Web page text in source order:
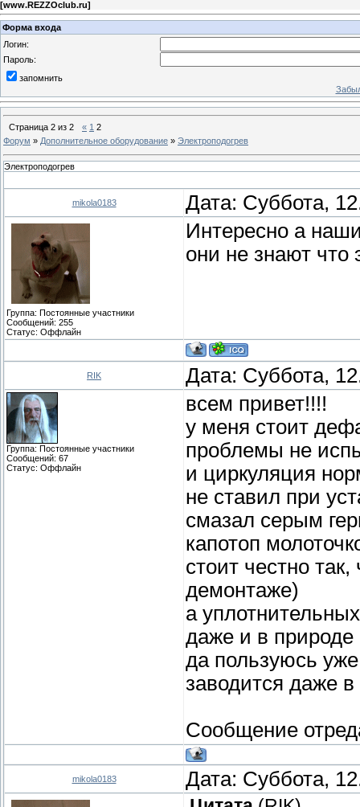
[www.REZZOclub.ru]
Форма входа
Логин:
Пароль:
запомнить
Страница 2 из 2 « 1 2
Форум » Дополнительное оборудование » Электроподогрев
Электроподогрев
mikola0183 Дата: Суббота,
Группа: Постоянные участники
Сообщений: 255
Статус: Оффлайн
Интересно а
они не знают что
RIK Дата: Суббота,
Группа: Постоянные участники
Сообщений: 67
Статус: Оффлайн
всем привет!!!!
у меня стоит
проблемы не
и циркуляция
не ставил при
смазал серым
капотоп
стоит честно
демонтаже)
а
даже и в природе
да пользуюсь
заводится даже в
Сообщение
mikola0183 Дата: Суббота,